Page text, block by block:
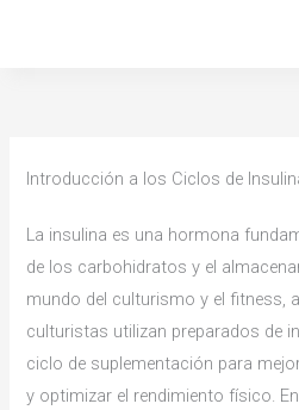
Introducción a los Ciclos de
La insulina es una hormona
de los carbohidratos y el
mundo del culturismo y el fitness,
culturistas utilizan preparados de
ciclo de suplementación para
y optimizar el rendimiento físico.